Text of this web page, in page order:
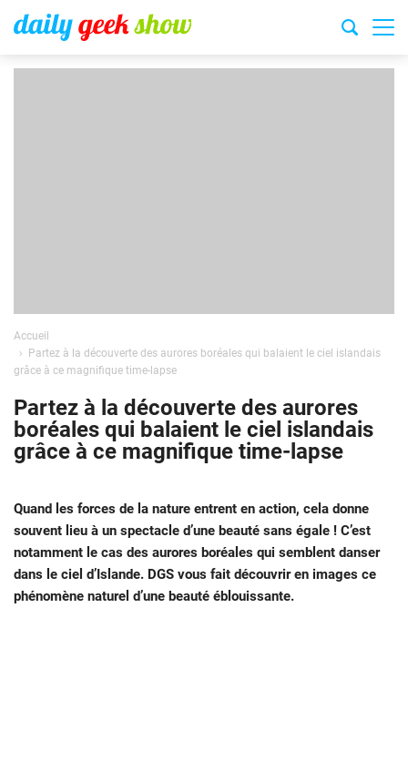
Accueil
Partez à la découverte des aurores boréales qui balaient le ciel islandais
grâce à ce magnifique time-lapse
Partez à la découverte des aurores
boréales qui balaient le ciel islandais
grâce à ce magnifique time-lapse
Quand les forces de la nature entrent en action, cela donne
souvent lieu à un spectacle d’une beauté sans égale ! C’est
notamment le cas des aurores boréales qui semblent danser
dans le ciel d’Islande. DGS vous fait découvrir en images ce
phénomène naturel d’une beauté éblouissante.